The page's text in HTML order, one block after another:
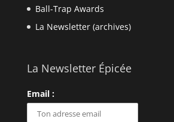
Ball-Trap Awards
La Newsletter (archives)
La Newsletter Épicée
Email :